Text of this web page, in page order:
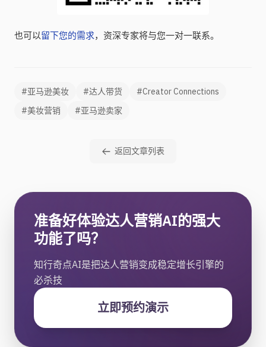
也可以留下您的需求，资深专家将与您一对一联系。
#亚马逊美妆 #达人带货
#Creator Connections
#美妆营销
#亚马逊卖家
返回文章列表
准备好体验达人营销AI的强大
功能了吗？
知行奇点AI是把达人营销变成稳定增长引擎的
必杀技
立即预约演示